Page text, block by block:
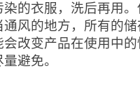
的衣服，洗后再用
风的地方，所有的
会改变产品在使用中
避免。